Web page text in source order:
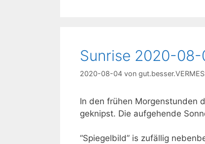
Sunrise 2020-08-
2020-08-04 von
In den frühen Morgenstunden
geknipst. Die aufgehende
“Spiegelbild” is zufällig